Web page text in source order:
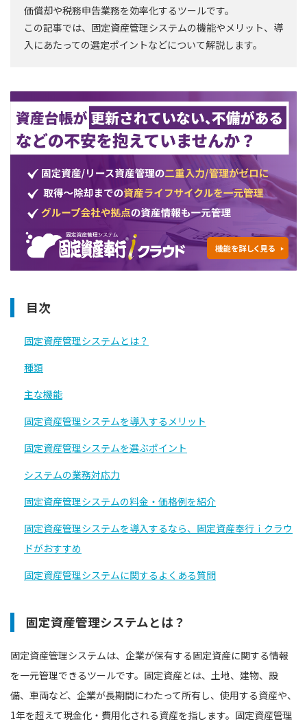
価償却や税務申告業務を効率化するツールです。
この記事では、固定資産管理システムの機能やメリット、導
入にあたっての選定ポイントなどについて解説します。
目次
固定資産管理システムとは？
種類
主な機能
固定資産管理システムを導入するメリット
固定資産管理システムを選ぶポイント
システムの業務対応力
固定資産管理システムの料金・価格例を紹介
固定資産管理システムを導入するなら、固定資産奉行ｉクラウ
ドがおすすめ
固定資産管理システムに関するよくある質問
固定資産管理システムとは？
固定資産管理システムは、企業が保有する固定資産に関する情報
を一元管理できるツールです。固定資産とは、土地、建物、設
備、車両など、企業が長期間にわたって所有し、使用する資産や、
1年を超えて現金化・費用化される資産を指します。固定資産管理